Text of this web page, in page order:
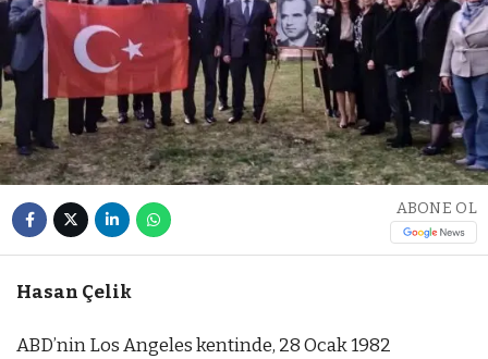
ABONE OL
Hasan Çelik
ABD’nin Los Angeles kentinde, 28 Ocak 1982